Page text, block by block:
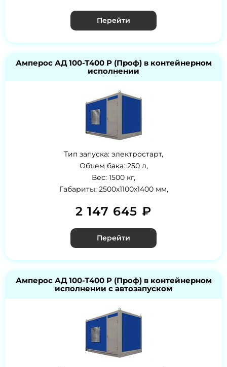
Перейти
Амперос АД 100-Т400 P (Проф) в контейнерном
исполнении
Тип запуска: электростарт,
Объем бака: 250 л,
Вес: 1500 кг,
Габариты: 2500х1100х1400 мм,
2 147 645 ₽
Перейти
Амперос АД 100-Т400 P (Проф) в контейнерном
исполнении с автозапуском